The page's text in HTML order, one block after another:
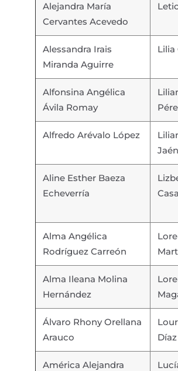
Alejandra María
Cervantes Acevedo
Alessandra Irais
Miranda Aguirre
Lilia
Alfonsina Angélica
Ávila Romay
Alfredo Arévalo López
Jaén
Aline Esther Baeza
Echeverría
Alma Angélica
Rodríguez Carreón
Alma Ileana Molina
Hernández
Álvaro Rhony Orellana
Arauco
Díaz
América Alejandra